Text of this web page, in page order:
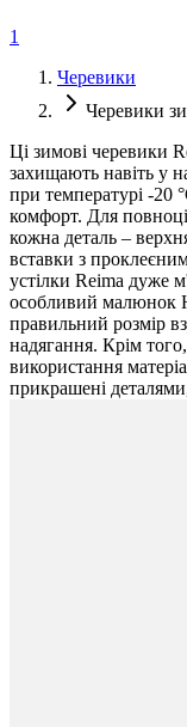
1
Черевики
Черевики
Ці зимові черевики
захищають навіть у
при температурі -20
комфорт. Для
кожна деталь –
вставки з
устілки Reima дуже
особливий малюнок
правильний розмір
надягання. Крім
використання
прикрашені